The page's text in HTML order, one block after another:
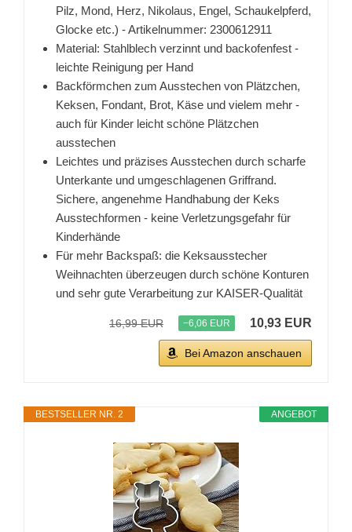
Pilz, Mond, Herz, Nikolaus, Engel, Schaukelpferd,
Glocke etc.) - Artikelnummer: 2300612911
Material: Stahlblech verzinnt und backofenfest -
leichte Reinigung per Hand
Backförmchen zum Ausstechen von Plätzchen,
Keksen, Fondant, Brot, Käse und vielem mehr -
auch für Kinder leicht schöne Plätzchen
ausstechen
Leichtes und präzises Ausstechen durch scharfe
Unterkante und umgeschlagenen Griffrand.
Sichere, angenehme Handhabung der Keks
Ausstechformen - keine Verletzungsgefahr für
Kinderhände
Für mehr Backspaß: die Keksausstecher
Weihnachten überzeugen durch schöne Konturen
und sehr gute Verarbeitung zur KAISER-Qualität
16,99 EUR −6,06 EUR 10,93 EUR
Bei Amazon anschauen
ANGEBOT
BESTSELLER NR. 2